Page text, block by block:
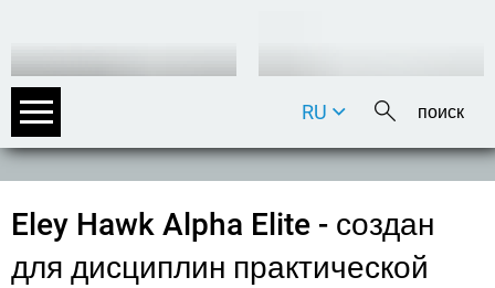
DE
IT
RU
Eley Hawk Alpha Elite - создан
для дисциплин практической